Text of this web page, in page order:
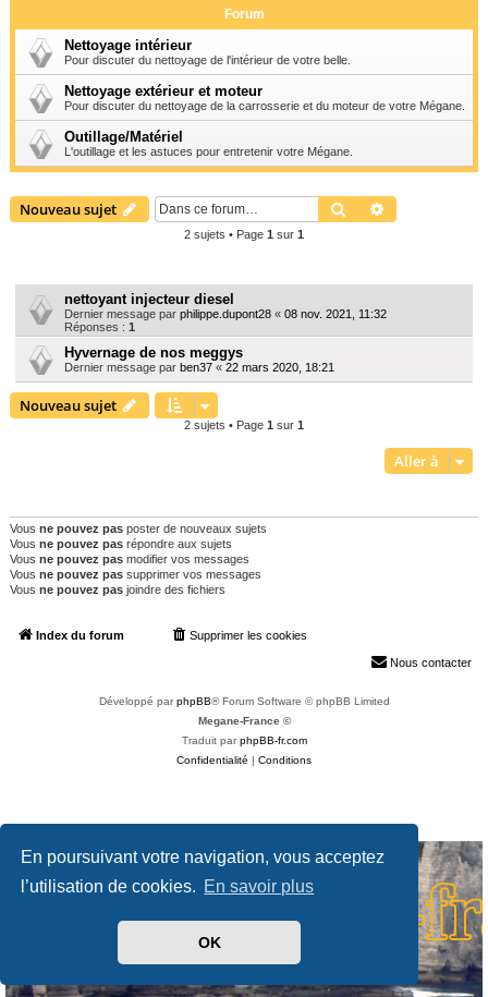
En poursuivant votre navigation, vous acceptez
l’utilisation de cookies. En savoir plus
OK
r
Forum
Nettoyage intérieur
Pour discuter du nettoyage de l'intérieur de votre belle.
Nettoyage extérieur et moteur
Pour discuter du nettoyage de la carrosserie et du moteur de votre Mégane.
Outillage/Matériel
L'outillage et les astuces pour entretenir votre Mégane.
Nouveau sujet Rechercher
2 sujets • Page 1 sur 1
nettoyant injecteur diesel
Dernier message par philippe.dupont28 « 08 nov. 2021, 11:32
Réponses : 1
Hyvernage de nos meggys
Dernier message par ben37 « 22 mars 2020, 18:21
Nouveau sujet
2 sujets • Page 1 sur 1
Aller à
Vous ne pouvez pas poster de nouveaux sujets
Vous ne pouvez pas répondre aux sujets
Vous ne pouvez pas modifier vos messages
Vous ne pouvez pas supprimer vos messages
Vous ne pouvez pas joindre des fichiers
Index du forum Supprimer les cookies
Nous contacter
Développé parphpBB® Forum Software © phpBB Limited
Megane-France ©
Traduit parphpBB-fr.com
Confidentialité | Conditions